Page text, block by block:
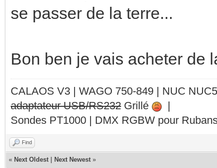
se passer de la terre...
Bon ben je vais acheter de
CALAOS V3 | WAGO 750-849 | NUC
adaptateur USB/RS232 Grillé
|
Sondes PT1000 | DMX RGBW pour
Find
« Next Oldest Next Newest »